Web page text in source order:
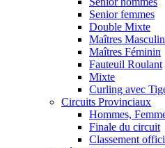
Senior femmes
Double Mixte
Maîtres Masculin
Maîtres Féminin
Fauteuil Roulant
Mixte
Curling avec
Circuits Provinciaux
Hommes,
Finale du circuit
Classement